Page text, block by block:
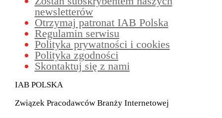
newsletterów
Otrzymaj patronat IAB Polska
Regulamin serwisu
Polityka prywatności i cookies
Polityka zgodności
Skontaktuj się z nami
IAB POLSKA
Związek Pracodawców Branży Internetowej